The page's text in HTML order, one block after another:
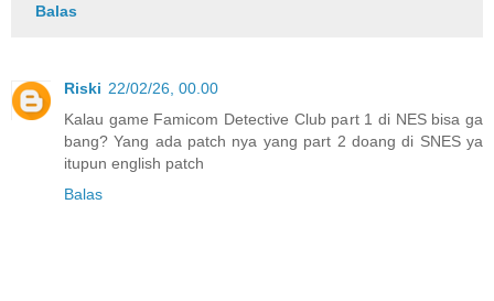
Balas
Riski 22/02/26, 00.00
Kalau game Famicom Detective Club part 1 di NES bisa ga
bang? Yang ada patch nya yang part 2 doang di SNES ya
itupun english patch
Balas